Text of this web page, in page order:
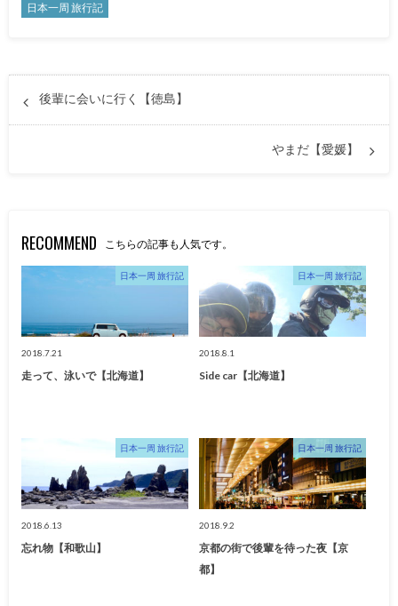
日本一周 旅行記
後輩に会いに行く【徳島】
やまだ【愛媛】
RECOMMEND こちらの記事も人気です。
日本一周 旅行記
2018.7.21
走って、泳いで【北海道】
日本一周 旅行記
2018.8.1
Side car【北海道】
日本一周 旅行記
2018.6.13
忘れ物【和歌山】
日本一周 旅行記
2018.9.2
京都の街で後輩を待った夜【京
都】